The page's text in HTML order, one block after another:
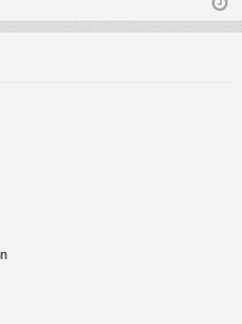
nr